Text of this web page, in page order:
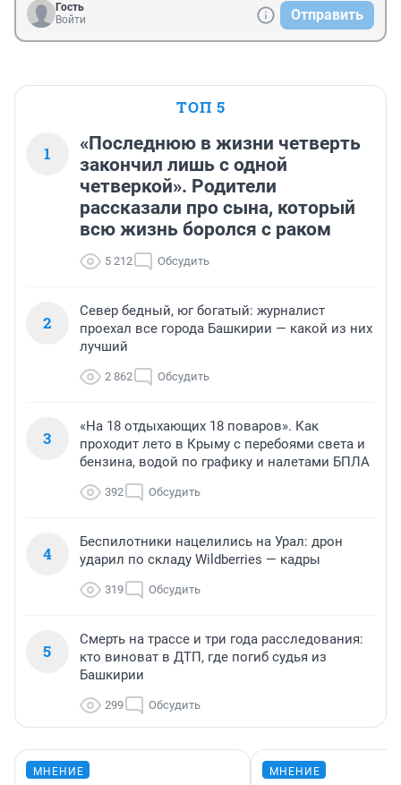
Гость
Войти
Отправить
ТОП 5
1
«Последнюю в жизни четверть
закончил лишь с одной
четверкой». Родители
рассказали про сына, который
всю жизнь боролся с раком
5 212 Обсудить
2
Север бедный, юг богатый: журналист
проехал все города Башкирии — какой из них
лучший
2 862 Обсудить
3
«На 18 отдыхающих 18 поваров». Как
проходит лето в Крыму с перебоями света и
бензина, водой по графику и налетами БПЛА
392 Обсудить
4
Беспилотники нацелились на Урал: дрон
ударил по складу Wildberries — кадры
319 Обсудить
5
Смерть на трассе и три года расследования:
кто виноват в ДТП, где погиб судья из
Башкирии
299 Обсудить
МНЕНИЕ МНЕНИЕ